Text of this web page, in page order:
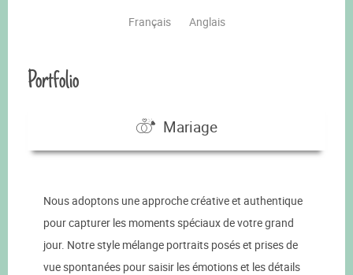
Français Anglais
Portfolio
Mariage
Nous adoptons une approche créative et authentique
pour capturer les moments spéciaux de votre grand
jour. Notre style mélange portraits posés et prises de
vue spontanées pour saisir les émotions et les détails